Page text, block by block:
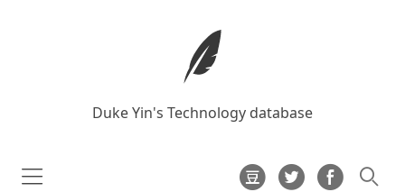
Duke Yin's Technology database